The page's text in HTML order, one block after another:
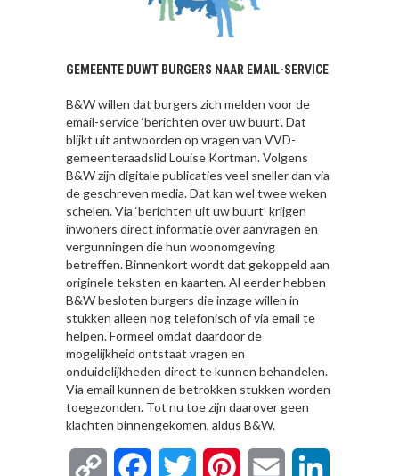
GEMEENTE DUWT BURGERS NAAR EMAIL-SERVICE
B&W willen dat burgers zich melden voor de
email-service ‘berichten over uw buurt’. Dat
blijkt uit antwoorden op vragen van VVD-
gemeenteraadslid Louise Kortman. Volgens
B&W zijn digitale publicaties veel sneller dan via
de geschreven media. Dat kan wel twee weken
schelen. Via ‘berichten uit uw buurt’ krijgen
inwoners direct informatie over aanvragen en
vergunningen die hun woonomgeving
betreffen. Binnenkort wordt dat gekoppeld aan
originele teksten en kaarten. Al eerder hebben
B&W besloten burgers die inzage willen in
stukken alleen nog telefonisch of via email te
helpen. Formeel omdat daardoor de
mogelijkheid ontstaat vragen en
onduidelijkheden direct te kunnen behandelen.
Via email kunnen de betrokken stukken worden
toegezonden. Tot nu toe zijn daarover geen
klachten binnengekomen, aldus B&W.
Copy FacebookTwitter Pinterest Email